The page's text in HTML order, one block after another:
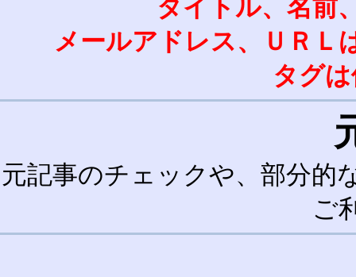
タイトル、名前
メールアドレス、ＵＲＬ
タグ
元記事のチェックや、部分的
ご